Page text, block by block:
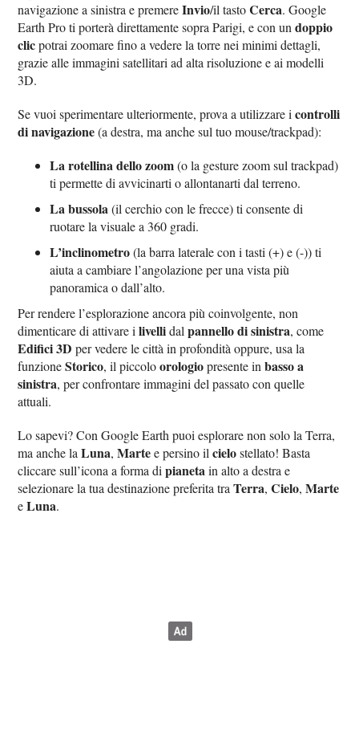
navigazione a sinistra e premereInvio/il tastoCerca. Google
Earth Pro ti porterà direttamente sopra Parigi, e con undoppio
clicpotrai zoomare fino a vedere la torre nei minimi dettagli,
grazie alle immagini satellitari ad alta risoluzione e ai modelli
3D.
Se vuoi sperimentare ulteriormente, prova a utilizzare icontrolli
di navigazione(a destra, ma anche sul tuo mouse/trackpad):
La rotellina dello zoom(o la gesture zoom sul trackpad)
ti permette di avvicinarti o allontanarti dal terreno.
La bussola(il cerchio con le frecce) ti consente di
ruotare la visuale a 360 gradi.
L’inclinometro(la barra laterale con i tasti (+) e (-)) ti
aiuta a cambiare l’angolazione per una vista più
panoramica o dall’alto.
Per rendere l’esplorazione ancora più coinvolgente, non
dimenticare di attivare ilivellidalpannello di sinistra, come
Edifici 3D per vedere le città in profondità oppure, usa la
funzioneStorico, il piccoloorologiopresente inbasso a
sinistra, per confrontare immagini del passato con quelle
attuali.
Lo sapevi? Con Google Earth puoi esplorare non solo la Terra,
ma anche laLuna,Martee persino ilcielostellato! Basta
cliccare sull’icona a forma dipianetain alto a destra e
selezionare la tua destinazione preferita traTerra,Cielo,Marte
eLuna.